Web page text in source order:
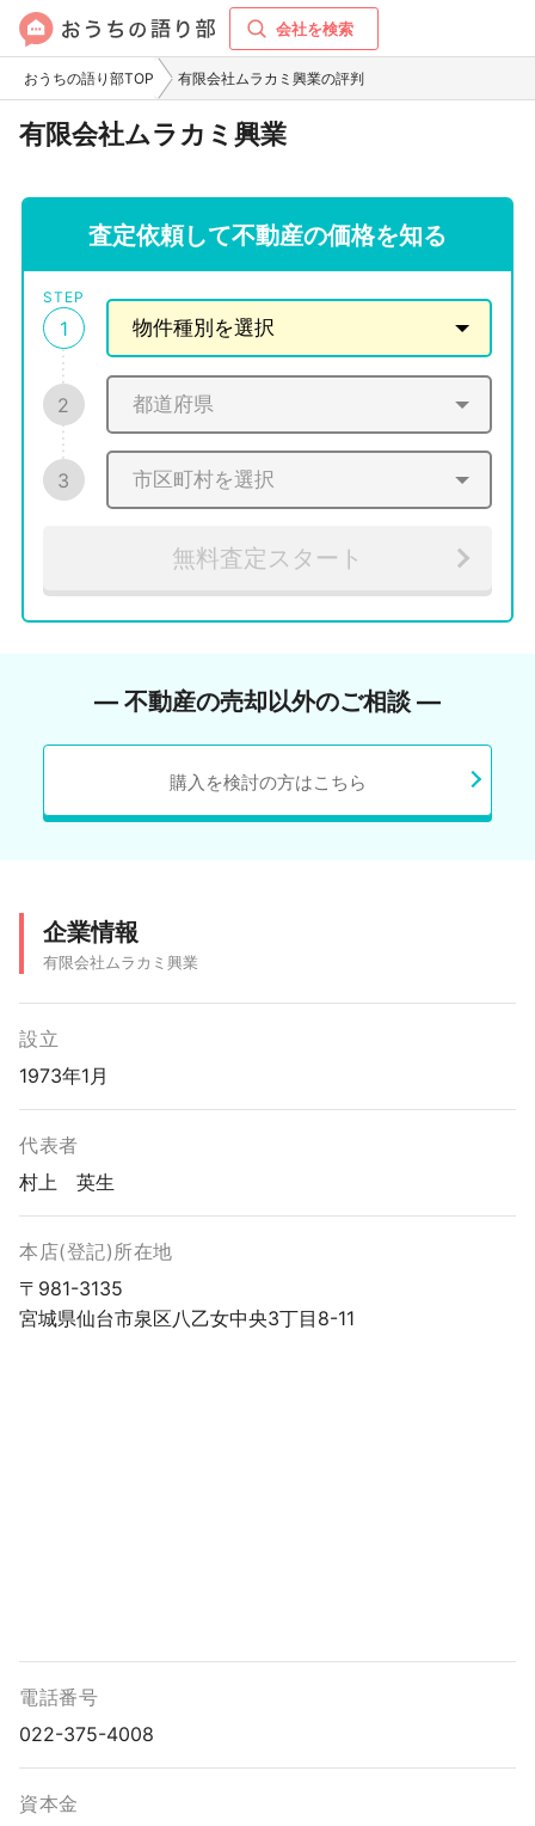
会社を検索
おうちの語り部TOP 有限会社ムラカミ興業の評判
有限会社ムラカミ興業
査定依頼して不動産の価格を知る
STEP
1
2
3
無料査定スタート
― 不動産の売却以外のご相談 ―
購入を検討の方はこちら
企業情報
有限会社ムラカミ興業
設立
1973年1月
代表者
村上 英生
本店(登記)所在地
〒981-3135
宮城県仙台市泉区八乙女中央3丁目8-11
電話番号
022-375-4008
資本金